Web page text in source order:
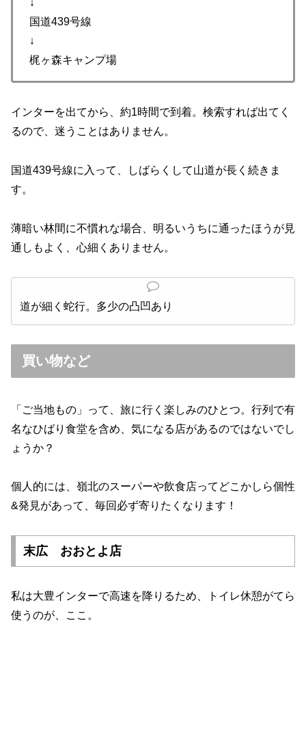
↓
国道439号線
↓
梶ヶ森キャンプ場
インターを出てから、約1時間で到着。検索すれば出てく
るので、迷うことはありません。
国道439号線に入って、しばらくして山道が長く続きま
す。
薄暗い林間に不慣れな場合、明るいうちに通ったほうが見
通しもよく、心細くありません。
道が細く蛇行。多少の凸凹あり
買い物など
「ご当地もの」って、旅に行く楽しみのひとつ。行列で有
名なひばり食堂を含め、気になる店があるのではないでし
ょうか？
個人的には、嶺北のスーパーや飲食店ってどこかしら個性
&発見があって、毎回必ず寄りたくなります！
末広 おおとよ店
私は大豊インターで高速を降りるため、トイレ休憩がてら
使うのが、ここ。